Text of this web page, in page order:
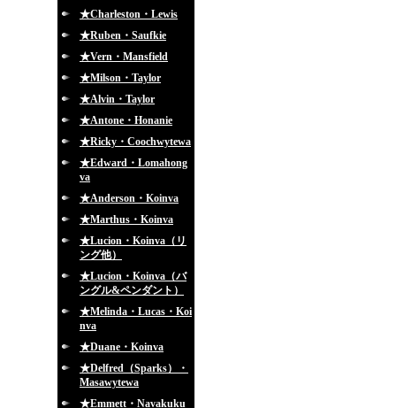
★Charleston・Lewis
★Ruben・Saufkie
★Vern・Mansfield
★Milson・Taylor
★Alvin・Taylor
★Antone・Honanie
★Ricky・Coochwytewa
★Edward・Lomahong
va
★Anderson・Koinva
★Marthus・Koinva
★Lucion・Koinva（リ
ング他）
★Lucion・Koinva（バ
ングル&ペンダント）
★Melinda・Lucas・Koi
nva
★Duane・Koinva
★Delfred（Sparks）・
Masawytewa
★Emmett・Navakuku